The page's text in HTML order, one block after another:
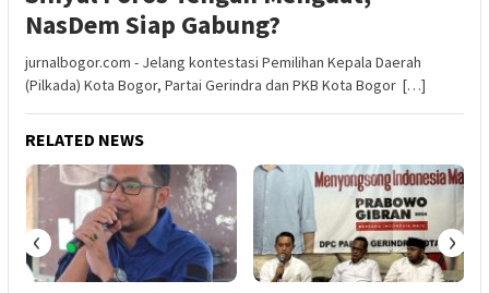
NasDem Siap Gabung?
jurnalbogor.com - Jelang kontestasi Pemilihan Kepala Daerah
(Pilkada) Kota Bogor, Partai Gerindra dan PKB Kota Bogor […]
RELATED NEWS
‹ ›